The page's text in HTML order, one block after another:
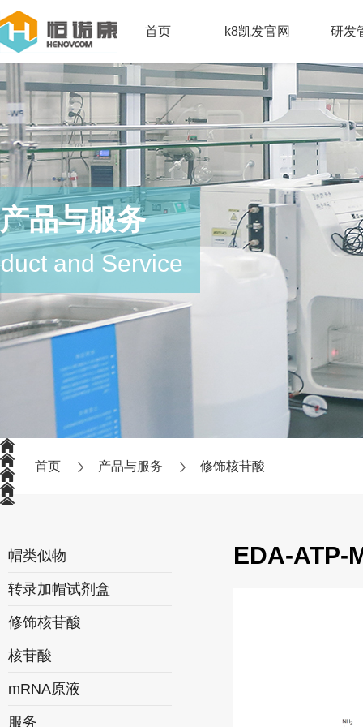
首页 k8凯发官网 研发
产品与服务
and Service
首页 产品与服务 修饰核苷酸
帽类似物
转录加帽试剂盒
修饰核苷酸
核苷酸
mRNA原液
服务
EDA-ATP-